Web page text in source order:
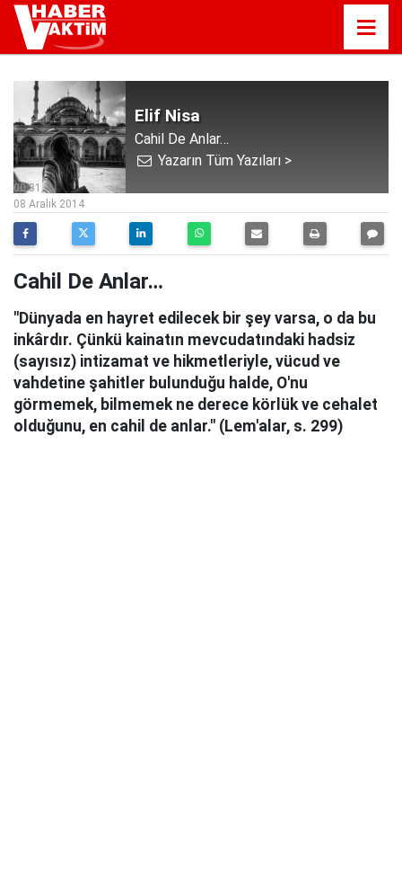
Elif Nisa
Cahil De Anlar…
Yazarın Tüm Yazıları >
00:31
08 Aralık 2014
Cahil De Anlar…
"Dünyada en hayret edilecek bir şey varsa, o da bu
inkârdır. Çünkü kainatın mevcudatındaki hadsiz
(sayısız) intizamat ve hikmetleriyle, vücud ve
vahdetine şahitler bulunduğu halde, O'nu
görmemek, bilmemek ne derece körlük ve cehalet
olduğunu, en cahil de anlar." (Lem'alar, s. 299)